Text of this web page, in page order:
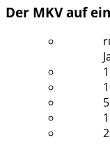
Der MKV auf